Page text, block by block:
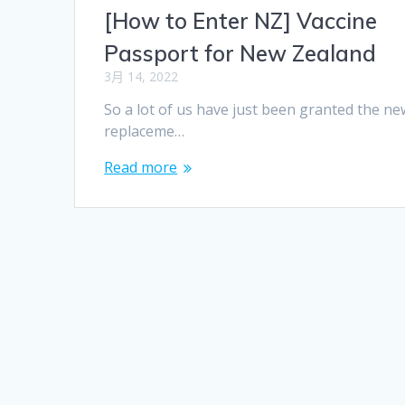
[How to Enter NZ] Vaccine
Passport for New Zealand
3月 14, 2022
So a lot of us have just been granted the
replaceme…
Read more